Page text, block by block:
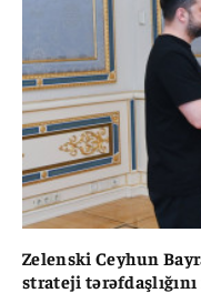
Zelenski Ceyhun
strateji